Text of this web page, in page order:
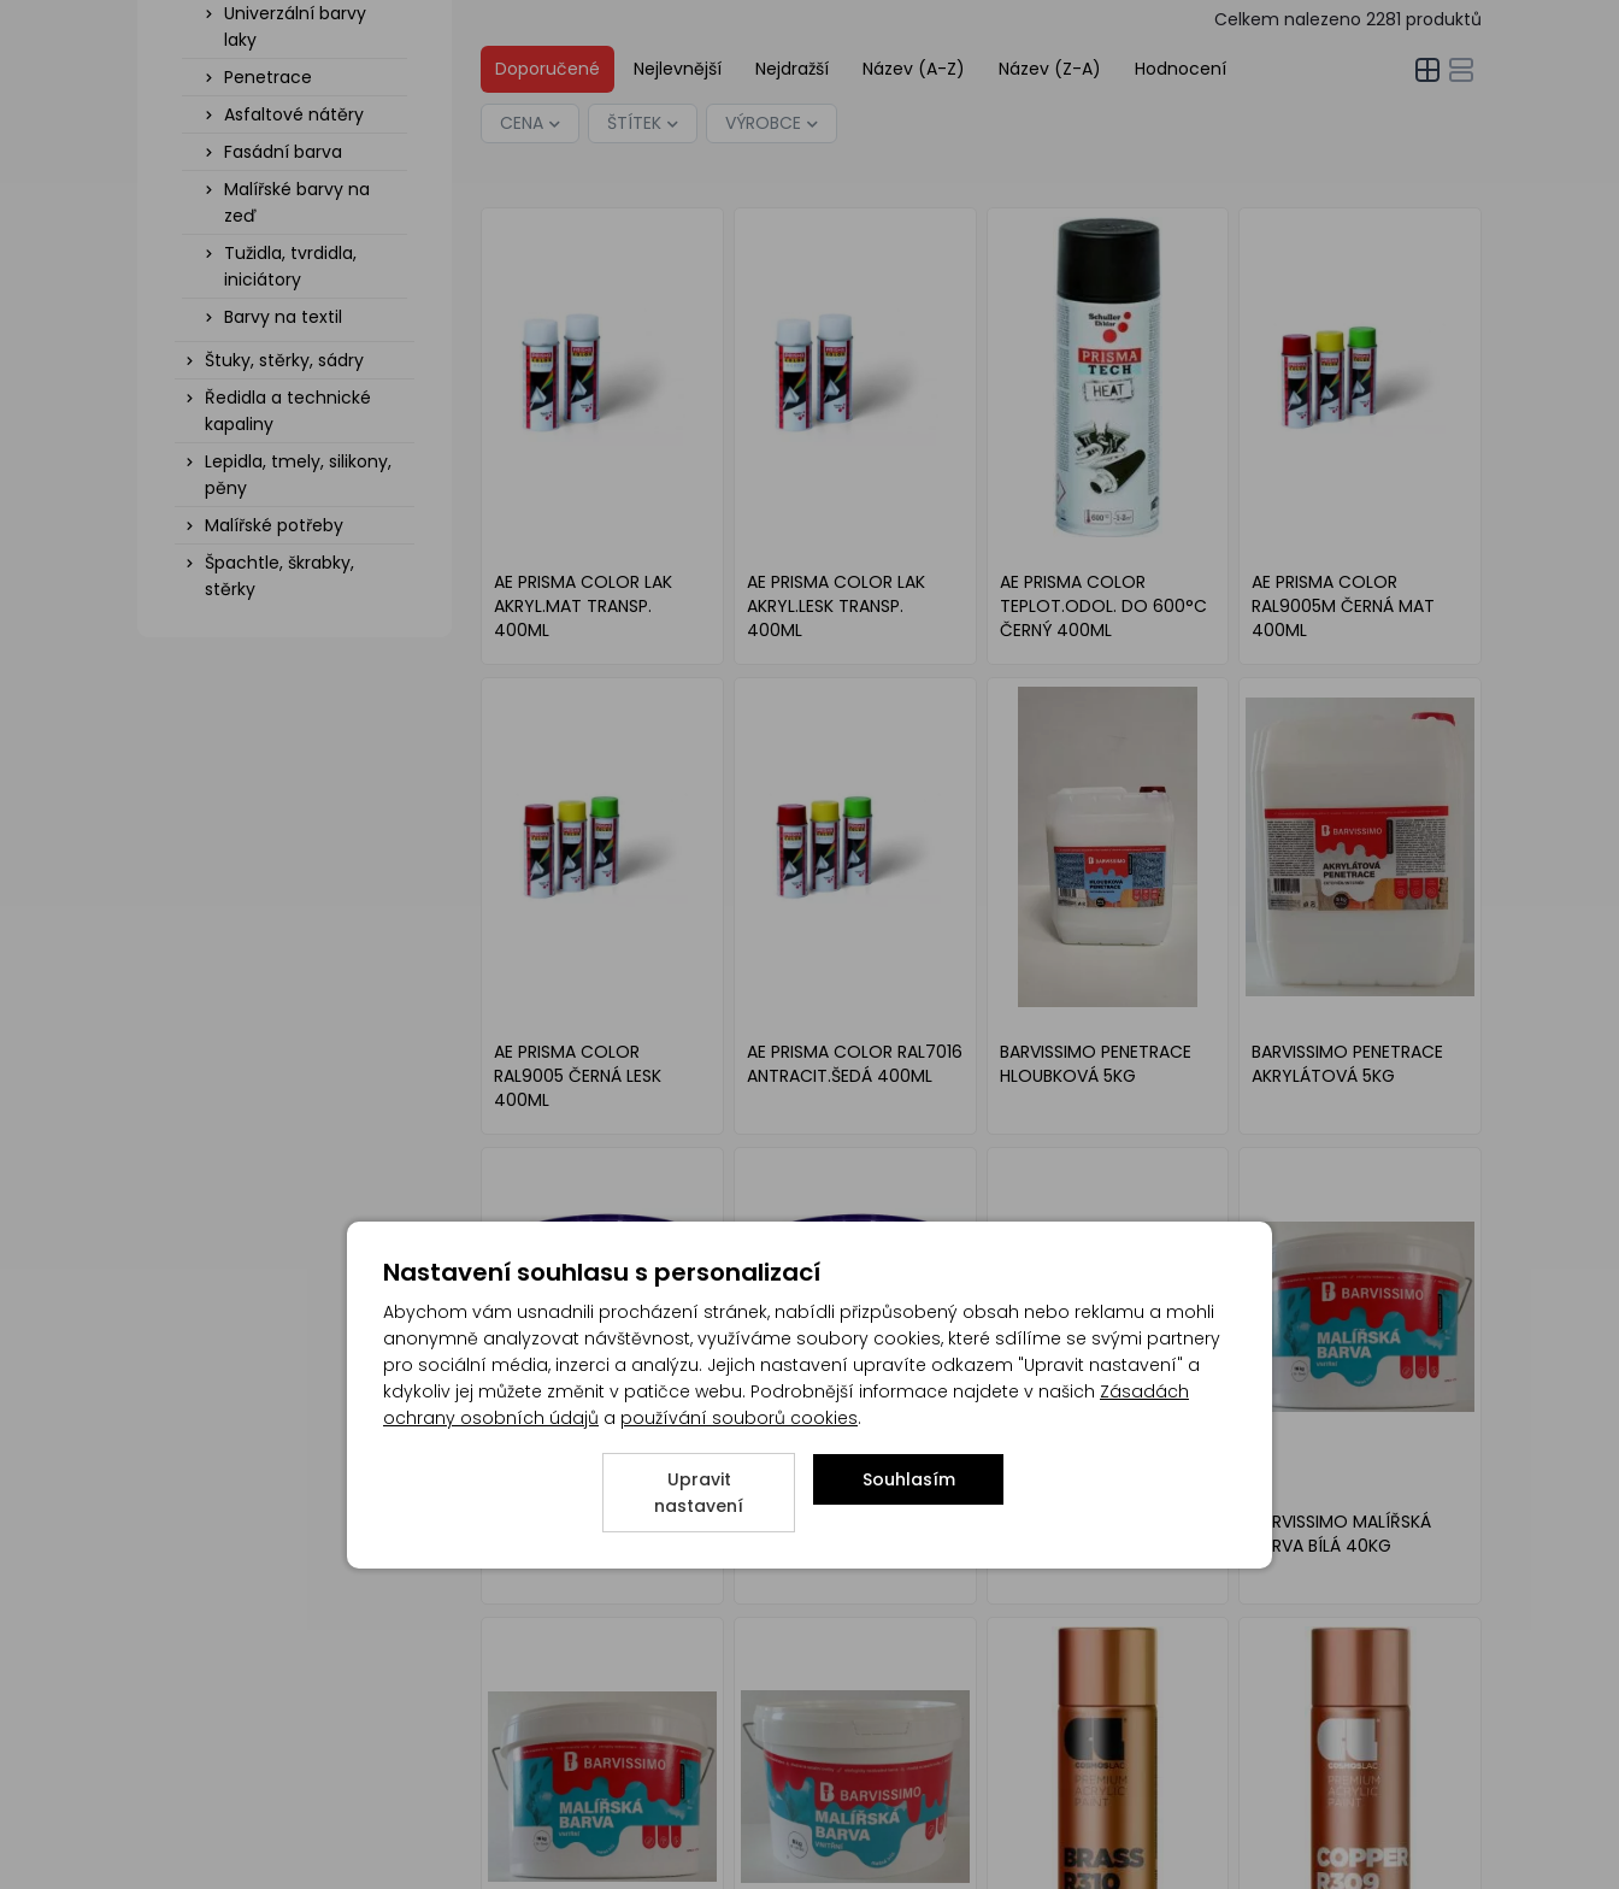
Univerzální barvy
laky
Penetrace
Asfaltové nátěry
Fasádní barva
Malířské barvy na
zeď
Tužidla, tvrdidla,
iniciátory
Barvy na textil
Štuky, stěrky, sádry
Ředidla a technické
kapaliny
Lepidla, tmely, silikony,
pěny
Malířské potřeby
Špachtle, škrabky,
stěrky
Celkem nalezeno 2281 produktů
Doporučené Nejlevnější Nejdražší Název (A-Z) Název (Z-A) Hodnocení
CENA ŠTÍTEK VÝROBCE
AE PRISMA COLOR LAK
AKRYL.MAT TRANSP.
400ML
AE PRISMA COLOR LAK
AKRYL.LESK TRANSP.
400ML
AE PRISMA COLOR
TEPLOT.ODOL. DO 600°C
ČERNÝ 400ML
AE PRISMA COLOR
RAL9005M ČERNÁ MAT
400ML
AE PRISMA COLOR
RAL9005 ČERNÁ LESK
400ML
AE PRISMA COLOR RAL7016
ANTRACIT.ŠEDÁ 400ML
BARVISSIMO PENETRACE
HLOUBKOVÁ 5KG
BARVISSIMO PENETRACE
AKRYLÁTOVÁ 5KG
BARVISSIMO MALÍŘSKÁ
BARVA BÍLÁ 40KG
Nastavení souhlasu s personalizací
Abychom vám usnadnili procházení stránek, nabídli přizpůsobený obsah nebo reklamu a mohli
anonymně analyzovat návštěvnost, využíváme soubory cookies, které sdílíme se svými partnery
pro sociální média, inzerci a analýzu. Jejich nastavení upravíte odkazem "Upravit nastavení" a
kdykoliv jej můžete změnit v patičce webu. Podrobnější informace najdete v našich Zásadách
ochrany osobních údajů a používání souborů cookies.
Upravit
nastavení
Souhlasím